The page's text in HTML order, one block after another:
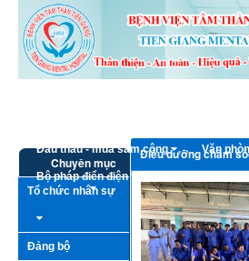
Truy cập nội dung luôn
Đấu thầu - mua sắm công Văn
Bộ pháp điển điện tử
Chuyên mục
Tổ chức nhân sự
Đảng bộ
Điều dưỡng chăm